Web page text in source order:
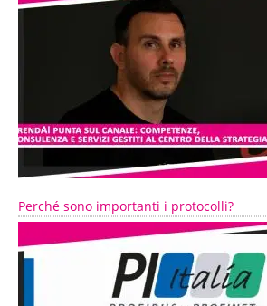
Perché sono importanti i protocolli?